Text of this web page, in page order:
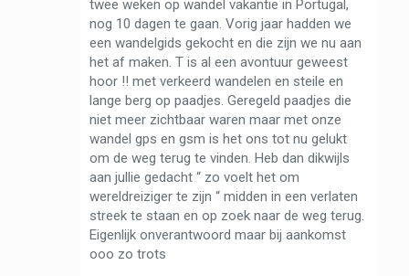
twee weken op wandel vakantie in Portugal,
nog 10 dagen te gaan. Vorig jaar hadden we
een wandelgids gekocht en die zijn we nu aan
het af maken. T is al een avontuur geweest
hoor !! met verkeerd wandelen en steile en
lange berg op paadjes. Geregeld paadjes die
niet meer zichtbaar waren maar met onze
wandel gps en gsm is het ons tot nu gelukt
om de weg terug te vinden. Heb dan dikwijls
aan jullie gedacht “ zo voelt het om
wereldreiziger te zijn “ midden in een verlaten
streek te staan en op zoek naar de weg terug.
Eigenlijk onverantwoord maar bij aankomst
ooo zo trots